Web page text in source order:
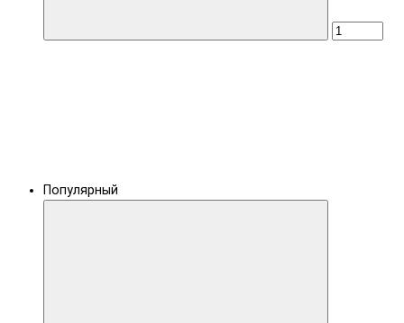
Популярный